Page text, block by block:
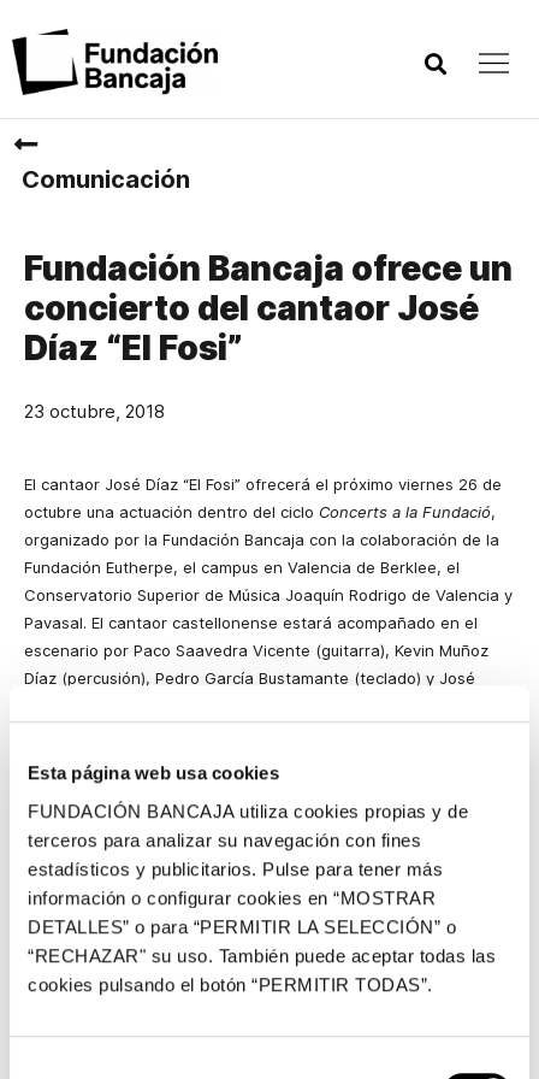
Esta página web usa cookies
FUNDACIÓN BANCAJA utiliza cookies propias y de
terceros para analizar su navegación con fines
estadísticos y publicitarios. Pulse para tener más
información o configurar cookies en “MOSTRAR
DETALLES” o para “PERMITIR LA SELECCIÓN” o
“RECHAZAR" su uso. También puede aceptar todas las
cookies pulsando el botón “PERMITIR TODAS”.
Comunicación
Fundación Bancaja ofrece un
concierto del cantaor José
Díaz “El Fosi”
23 octubre, 2018
El cantaor José Díaz “El Fosi” ofrecerá el próximo viernes 26 de
octubre una actuación dentro del ciclo Concerts a la Fundació,
organizado por la Fundación Bancaja con la colaboración de la
Fundación Eutherpe, el campus en Valencia de Berklee, el
Conservatorio Superior de Música Joaquín Rodrigo de Valencia y
Pavasal. El cantaor castellonense estará acompañado en el
escenario por Paco Saavedra Vicente (guitarra), Kevin Muñoz
Díaz (percusión), Pedro García Bustamante (teclado) y José
bulerías, tientos del Levante, alegrías, tangos y bulerías.
José Díaz «El Fosi» viene de una familia gitana de Castellón
conocidos como los «Trabucos». Una saga de cantaores,
bailaores y guitarristas que ha constituido su entorno personal y
que despertó su interés por la música. Empezó a cantar desde
muy niño en casa, fiestas y reuniones. Cantaor autodidacta, ha
compartido escenario con artistas como «Trabuco» (padre e
hijo), Antonio Vargas Cortés “El Potito”, Vicente de Castro
Giménez “Parrita”, Juan Cortés «Duquende”, Diego del Morao,